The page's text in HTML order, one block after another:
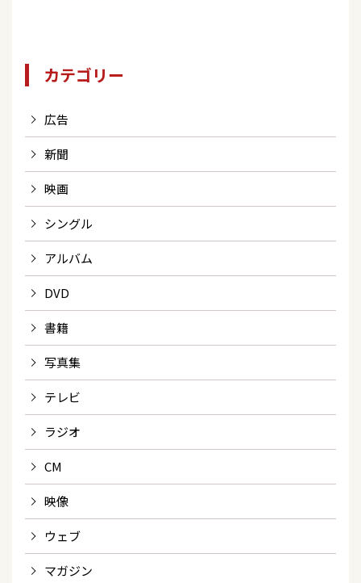
カテゴリー
広告
新聞
映画
シングル
アルバム
DVD
書籍
写真集
テレビ
ラジオ
CM
映像
ウェブ
マガジン